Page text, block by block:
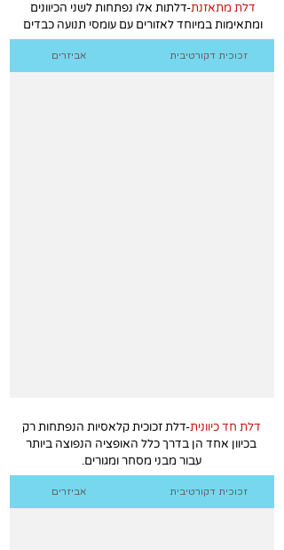
דלת מתאזנת-דלתות אלו נפתחות לשני הכיוונים
ומתאימות במיוחד לאזורים עם עומסי תנועה כבדים
אביזרים זכוכית דקורטיבית
דלת חד כיוונית-דלת זכוכית קלאסיות הנפתחות רק
בכיוון אחד הן בדרך כלל האופציה הנפוצה ביותר
עבור מבני מסחר ומגורים.
אביזרים זכוכית דקורטיבית